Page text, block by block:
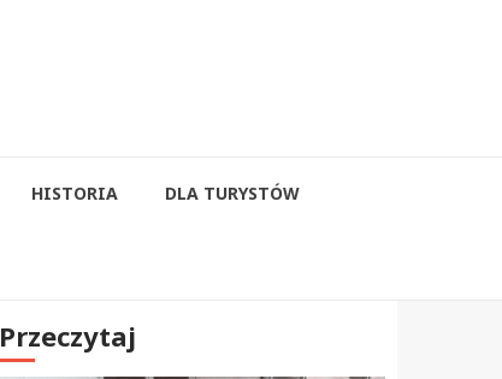
HISTORIA DLA TURYSTÓW
Przeczytaj